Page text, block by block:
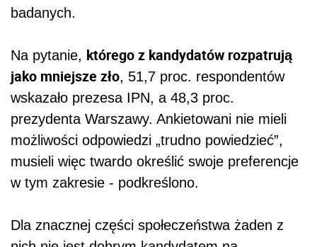
badanych.
Na pytanie, którego z kandydatów rozpatrują
jako mniejsze zło, 51,7 proc. respondentów
wskazało prezesa IPN, a 48,3 proc.
prezydenta Warszawy. Ankietowani nie mieli
możliwości odpowiedzi „trudno powiedzieć”,
musieli więc twardo określić swoje preferencje
w tym zakresie - podkreślono.
Dla znacznej części społeczeństwa żaden z